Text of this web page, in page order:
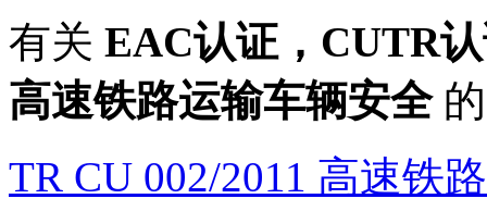
有关 EAC认证，CUTR
高速铁路运输车辆安全
TR CU 002/2011 高速铁